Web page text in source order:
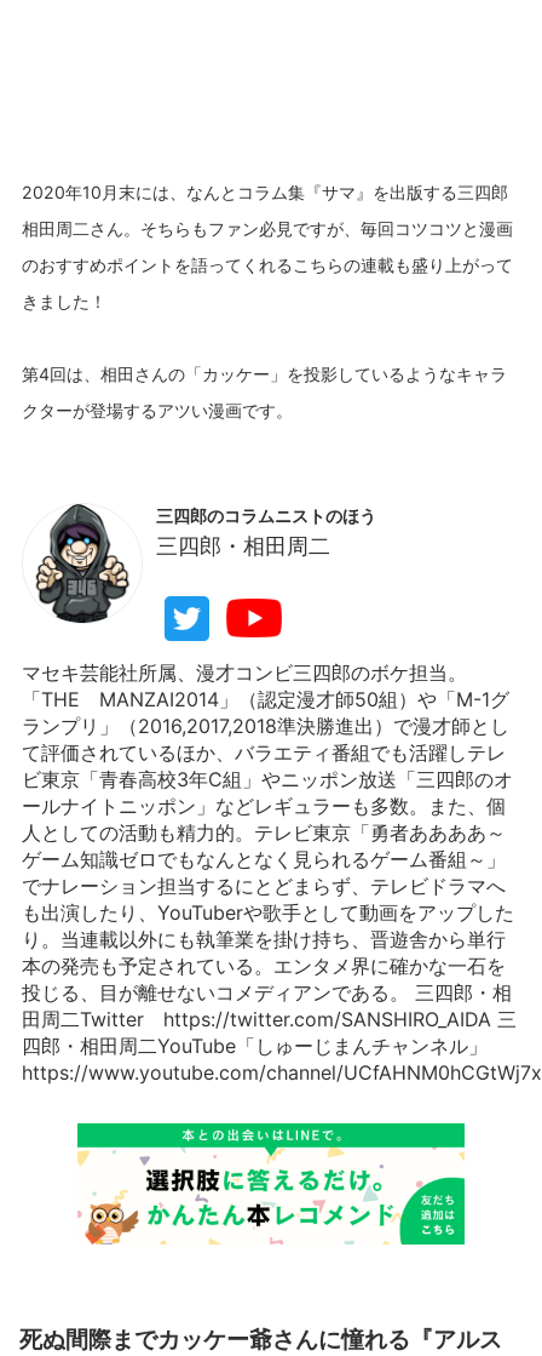
2020年10月末には、なんとコラム集『サマ』を出版する三四郎
相田周二さん。そちらもファン必見ですが、毎回コツコツと漫画
のおすすめポイントを語ってくれるこちらの連載も盛り上がって
きました！
第4回は、相田さんの「カッケー」を投影しているようなキャラ
三四郎のコラムニストのほう
三四郎・相田周二
マセキ芸能社所属、漫才コンビ三四郎のボケ担当。
「THE MANZAI2014」（認定漫才師50組）や「M-1グ
ランプリ」（2016,2017,2018準決勝進出）で漫才師とし
て評価されているほか、バラエティ番組でも活躍しテレ
ビ東京「青春高校3年C組」やニッポン放送「三四郎のオ
ールナイトニッポン」などレギュラーも多数。また、個
人としての活動も精力的。テレビ東京「勇者ああああ～
ゲーム知識ゼロでもなんとなく見られるゲーム番組～」
でナレーション担当するにとどまらず、テレビドラマへ
も出演したり、YouTuberや歌手として動画をアップした
り。当連載以外にも執筆業を掛け持ち、晋遊舎から単行
本の発売も予定されている。エンタメ界に確かな一石を
投じる、目が離せないコメディアンである。 三四郎・相
田周二Twitter https://twitter.com/SANSHIRO_AIDA 三
四郎・相田周二YouTube「しゅーじまんチャンネル」
https://www.youtube.com/channel/
死ぬ間際までカッケー爺さんに憧れる『アルス